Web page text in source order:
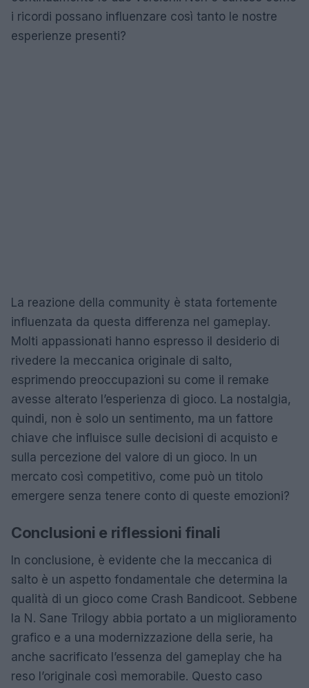
i ricordi possano influenzare così tanto le nostre
esperienze presenti?
La reazione della community è stata fortemente
influenzata da questa differenza nel gameplay.
Molti appassionati hanno espresso il desiderio di
rivedere la meccanica originale di salto,
esprimendo preoccupazioni su come il remake
avesse alterato l’esperienza di gioco. La nostalgia,
quindi, non è solo un sentimento, ma un fattore
chiave che influisce sulle decisioni di acquisto e
sulla percezione del valore di un gioco. In un
mercato così competitivo, come può un titolo
emergere senza tenere conto di queste emozioni?
Conclusioni e riflessioni finali
In conclusione, è evidente che la meccanica di
salto è un aspetto fondamentale che determina la
qualità di un gioco come Crash Bandicoot. Sebbene
la N. Sane Trilogy abbia portato a un miglioramento
grafico e a una modernizzazione della serie, ha
anche sacrificato l’essenza del gameplay che ha
reso l’originale così memorabile. Questo caso